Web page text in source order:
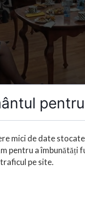
mici de date
pentru a
pe site.